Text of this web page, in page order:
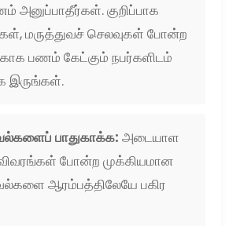
அனுப்பாதீர்கள். குறிப்பாக
மருத்துவச் செலவுகள் போன்ற
பணம் கேட்கும் நபர்களிடம்
இருங்கள்.
பாதுகாக்க: அடையாள
போன்ற முக்கியமான
ஆரம்பத்திலேயே பகிர